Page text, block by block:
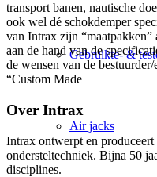
Gebruikte- &
Air jacks
transport banen, nautische
ook wel dé schokdemper
van Intrax zijn
aan de hand van de
de wensen van de
“Custom Made
Over Intrax
Intrax ontwerpt en
ondersteltechniek. Bijna 50
disciplines.